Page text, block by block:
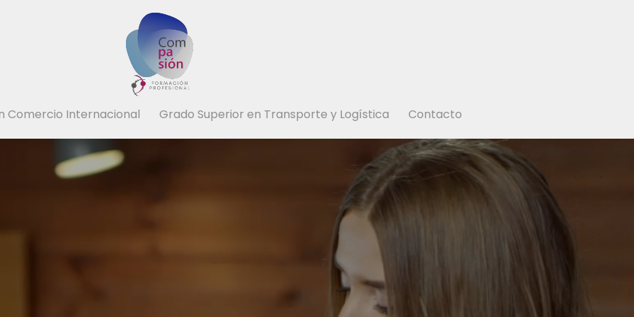
Comercio Internacional Grado Superior en Transporte y Logística Contacto